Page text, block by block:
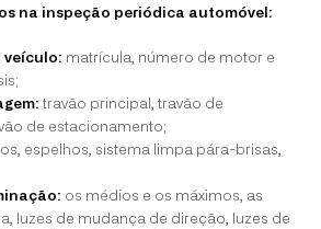
na inspeção periódica automóvel:
veículo: matrícula, número de motor e
travão principal, travão de
de estacionamento;
espelhos, sistema limpa pára-brisas,
os médios e os máximos, as
luzes de mudança de direção, luzes de